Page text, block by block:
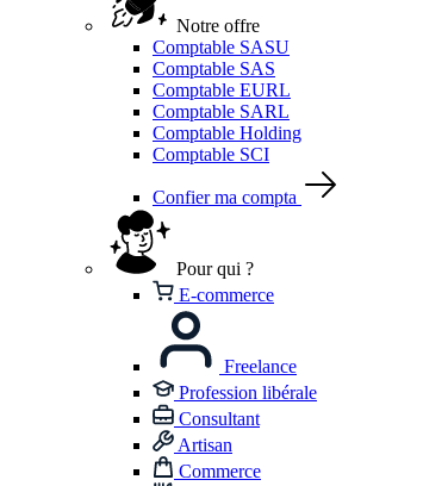
Notre offre
Comptable SASU
Comptable SAS
Comptable EURL
Comptable SARL
Comptable Holding
Comptable SCI
Confier ma compta
Pour qui ?
E-commerce
Freelance
Profession libérale
Consultant
Artisan
Commerce